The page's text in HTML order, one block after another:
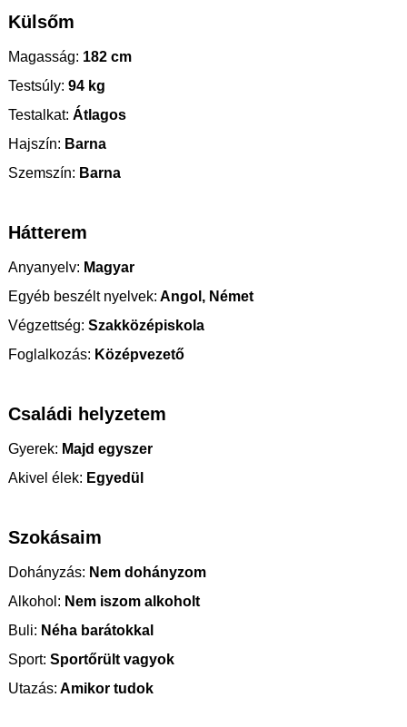
Külsőm
Magasság: 182 cm
Testsúly: 94 kg
Testalkat: Átlagos
Hajszín: Barna
Szemszín: Barna
Hátterem
Anyanyelv: Magyar
Egyéb beszélt nyelvek: Angol, Német
Végzettség: Szakközépiskola
Foglalkozás: Középvezető
Családi helyzetem
Gyerek: Majd egyszer
Akivel élek: Egyedül
Szokásaim
Dohányzás: Nem dohányzom
Alkohol: Nem iszom alkoholt
Buli: Néha barátokkal
Sport: Sportőrült vagyok
Utazás: Amikor tudok